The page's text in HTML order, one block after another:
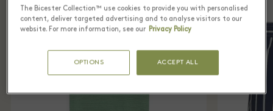
The Bicester Collection™ use cookies to provide you with personalised
content, deliver targeted advertising and to analyse visitors to our
website. For more information, see our Privacy Policy
OPTIONS ACCEPT ALL